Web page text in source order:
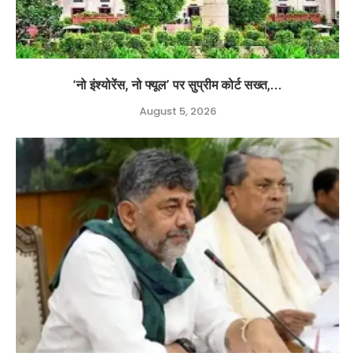
‘नो इंश्योरेंस, नो फ्यूल’ पर सुप्रीम कोर्ट सख्त,...
August 5, 2026